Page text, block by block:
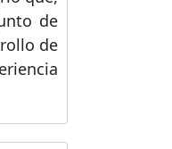
de
de